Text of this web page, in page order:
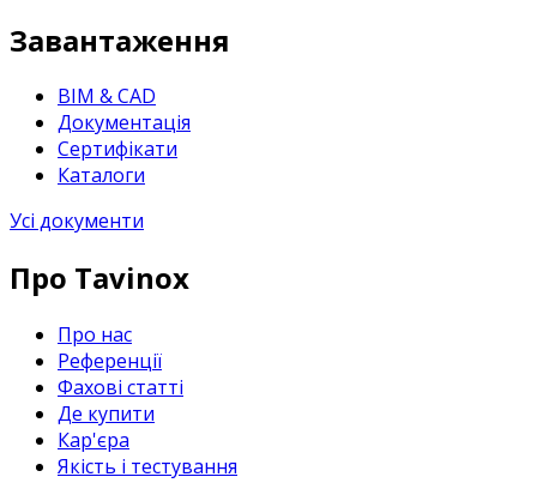
Завантаження
BIM & CAD
Документація
Сертифікати
Каталоги
Усі документи
Про Tavinox
Про нас
Референції
Фахові статті
Де купити
Кар'єра
Якість і тестування